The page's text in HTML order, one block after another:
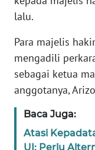
lalu.
Para majelis
mengadili
sebagai ketua
anggotanya,
Baca Juga:
Atasi
UI: Perlu
News
Regional
WN
SUMUT
WN
WN